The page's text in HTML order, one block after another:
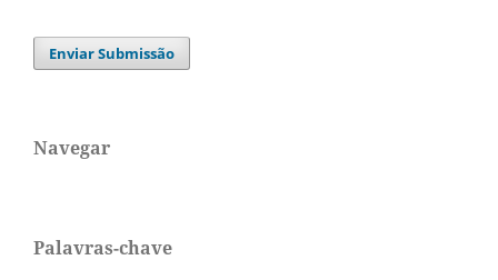
Enviar Submissão
Navegar
Palavras-chave